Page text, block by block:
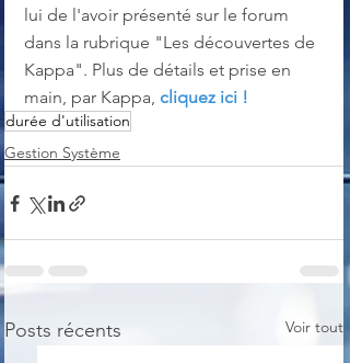
lui de l'avoir présenté sur le forum
dans la rubrique "Les découvertes de
Kappa". Plus de détails et prise en
main, par Kappa, cliquez ici !
durée d'utilisation
Gestion Système
Posts récents Voir tout